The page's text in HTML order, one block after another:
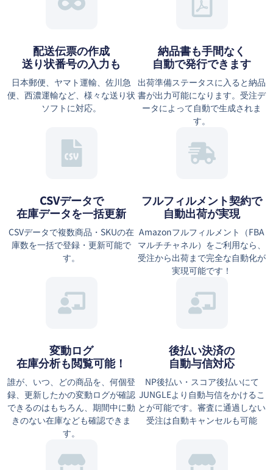
配送伝票の作成
送り状番号の入力も
日本郵便、ヤマト運輸、佐川急
便、西濃運輸など、様々な送り状
ソフトに対応。
納品書も手間なく
自動で発行できます
出荷準備ステータスに入ると納品
書が出力可能になります。受注デ
ータによって自動で生成されま
す。
CSVデータで
在庫データを一括更新
CSVデータで複数商品・SKUの在
庫数を一括で登録・更新可能で
す。
フルフィルメント契約で
自動出荷が実現
Amazonフルフィルメント（FBA
マルチチャネル）をご利用なら、
受注から出荷まで完全な自動化が
実現可能です！
変動ログ
在庫分析も閲覧可能！
誰が、いつ、どの商品を、何個登
録、更新したかの変動ログが確認
できるのはもちろん、期間中に動
きのない在庫なども確認できま
す。
後払い決済の
自動与信対応
NP後払い・スコア後払いにて
JUNGLEより自動与信をかけるこ
とが可能です。審査に通過しない
受注は自動キャンセルも可能